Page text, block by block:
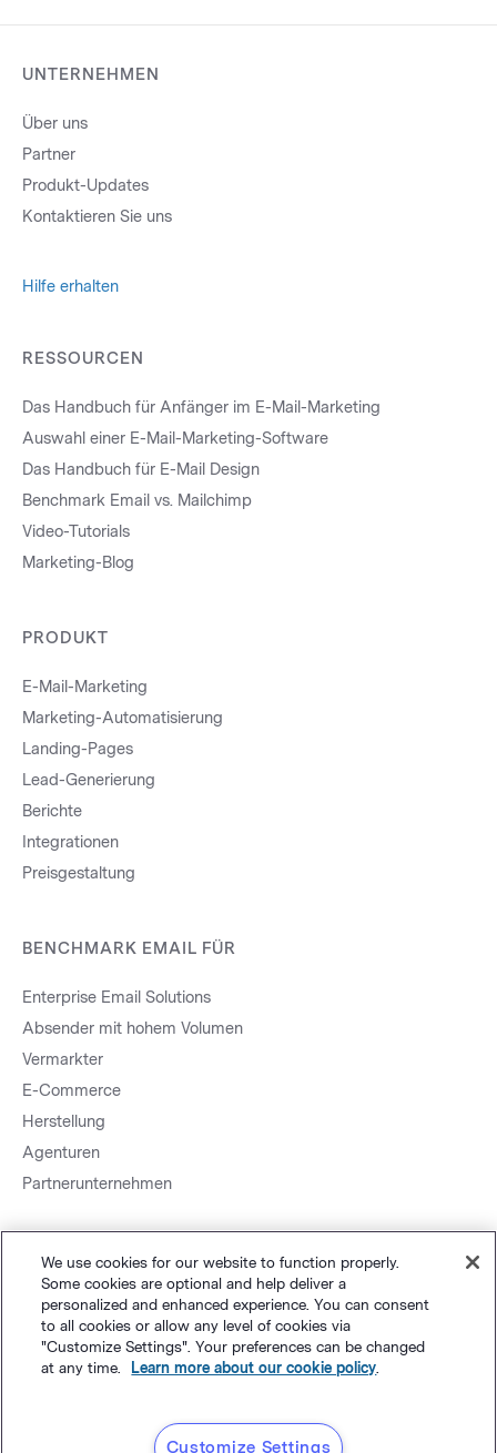
UNTERNEHMEN
Über uns
Partner
Produkt-Updates
Kontaktieren Sie uns
Hilfe erhalten
RESSOURCEN
Das Handbuch für Anfänger im E-Mail-Marketing
Auswahl einer E-Mail-Marketing-Software
Das Handbuch für E-Mail Design
Benchmark Email vs. Mailchimp
Video-Tutorials
Marketing-Blog
PRODUKT
E-Mail-Marketing
Marketing-Automatisierung
Landing-Pages
Lead-Generierung
Berichte
Integrationen
Preisgestaltung
BENCHMARK EMAIL FÜR
Enterprise Email Solutions
Absender mit hohem Volumen
Vermarkter
E-Commerce
Herstellung
Agenturen
Partnerunternehmen
Sitemap. Datenschutz &AGB Cookie-Einstellungen
Polaris Software, LLC
We use cookies for our website to function properly.
Some cookies are optional and help deliver a
personalized and enhanced experience. You can consent
to all cookies or allow any level of cookies via
"Customize Settings". Your preferences can be changed
at any time.
Learn more about our cookie policy.
Customize Settings